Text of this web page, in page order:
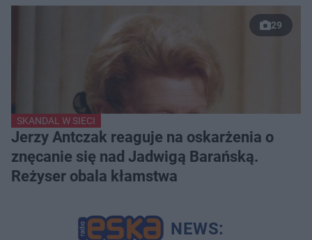
29
SKANDAL W SIECI
Jerzy Antczak reaguje na oskarżenia o
znęcanie się nad Jadwigą Barańską.
Reżyser obala kłamstwa